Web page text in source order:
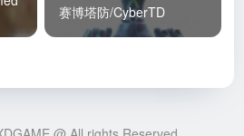
赛博塔防/CyberTD